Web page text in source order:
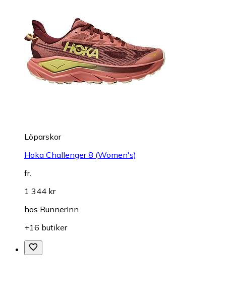
Löparskor
Hoka Challenger 8 (Women's)
fr.
1 344 kr
hos RunnerInn
+16 butiker